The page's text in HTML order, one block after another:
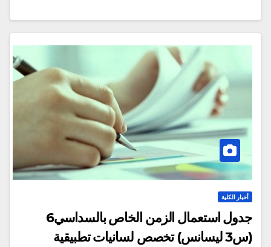
أخبار الكلية
جدول استعمال الزمن الخاص بالسداسي6
(س3 ليسانس) تخصص لسانيات تطبيقية